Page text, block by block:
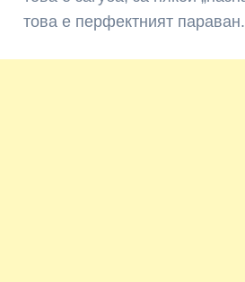
това е перфектният параван.